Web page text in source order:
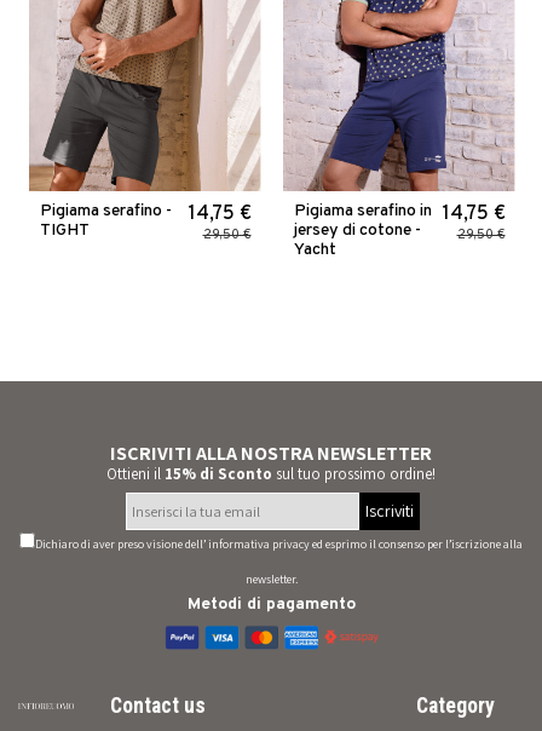
Pigiama serafino -
TIGHT
14,75 €
29,50 €
Pigiama serafino in
jersey di cotone -
Yacht
14,75 €
29,50 €
ISCRIVITI ALLA NOSTRA NEWSLETTER
Ottieni il 15% di Sconto sul tuo prossimo ordine!
Iscriviti
Dichiaro di aver preso visione dell’informativa privacyed esprimo il consenso per l’iscrizione alla
newsletter.
Metodi di pagamento
Contact us Category